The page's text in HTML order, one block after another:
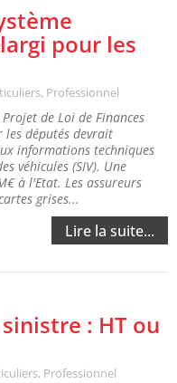
pour les
, Professionnel
de Loi de Finances
députés devrait
informations techniques
véhicules (SIV). Une
à l'Etat. Les assureurs
grises...
Lire la suite...
: HT ou
, Professionnel